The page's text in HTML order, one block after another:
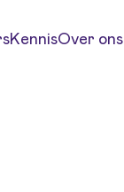
KennisOver ons